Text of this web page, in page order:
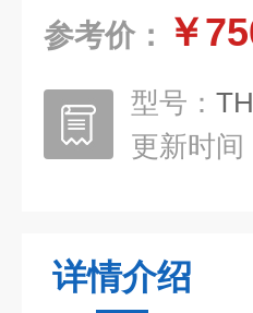
参考价： ￥
型号：
更新时间
详情介绍